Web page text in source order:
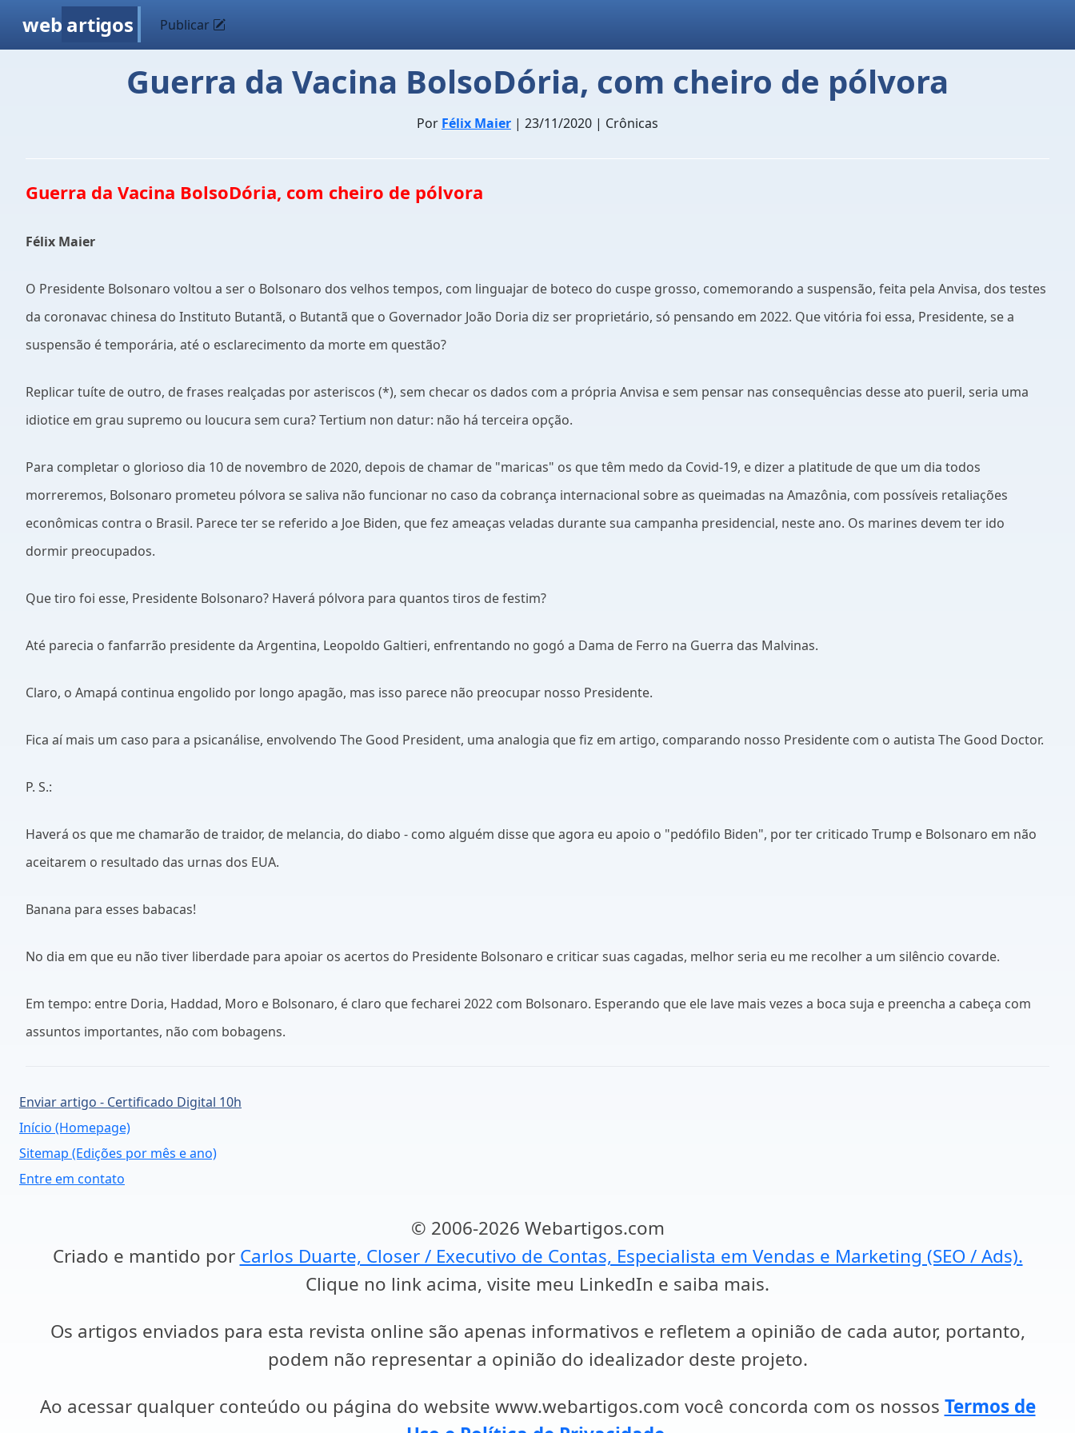
web artigos Publicar
Guerra da Vacina BolsoDória, com cheiro de pólvora
Por Félix Maier | 23/11/2020 | Crônicas
Guerra da Vacina BolsoDória, com cheiro de pólvora
Félix Maier
O Presidente Bolsonaro voltou a ser o Bolsonaro dos velhos tempos, com linguajar de boteco do cuspe grosso, comemorando a suspensão, feita pela Anvisa, dos testes
da coronavac chinesa do Instituto Butantã, o Butantã que o Governador João Doria diz ser proprietário, só pensando em 2022. Que vitória foi essa, Presidente, se a
suspensão é temporária, até o esclarecimento da morte em questão?
Replicar tuíte de outro, de frases realçadas por asteriscos (*), sem checar os dados com a própria Anvisa e sem pensar nas consequências desse ato pueril, seria uma
idiotice em grau supremo ou loucura sem cura? Tertium non datur: não há terceira opção.
Para completar o glorioso dia 10 de novembro de 2020, depois de chamar de "maricas" os que têm medo da Covid-19, e dizer a platitude de que um dia todos
morreremos, Bolsonaro prometeu pólvora se saliva não funcionar no caso da cobrança internacional sobre as queimadas na Amazônia, com possíveis retaliações
econômicas contra o Brasil. Parece ter se referido a Joe Biden, que fez ameaças veladas durante sua campanha presidencial, neste ano. Os marines devem ter ido
dormir preocupados.
Que tiro foi esse, Presidente Bolsonaro? Haverá pólvora para quantos tiros de festim?
Até parecia o fanfarrão presidente da Argentina, Leopoldo Galtieri, enfrentando no gogó a Dama de Ferro na Guerra das Malvinas.
Claro, o Amapá continua engolido por longo apagão, mas isso parece não preocupar nosso Presidente.
Fica aí mais um caso para a psicanálise, envolvendo The Good President, uma analogia que fiz em artigo, comparando nosso Presidente com o autista The Good Doctor.
P. S.:
Haverá os que me chamarão de traidor, de melancia, do diabo - como alguém disse que agora eu apoio o "pedófilo Biden", por ter criticado Trump e Bolsonaro em não
aceitarem o resultado das urnas dos EUA.
Banana para esses babacas!
No dia em que eu não tiver liberdade para apoiar os acertos do Presidente Bolsonaro e criticar suas cagadas, melhor seria eu me recolher a um silêncio covarde.
Em tempo: entre Doria, Haddad, Moro e Bolsonaro, é claro que fecharei 2022 com Bolsonaro. Esperando que ele lave mais vezes a boca suja e preencha a cabeça com
assuntos importantes, não com bobagens.
Enviar artigo - Certificado Digital 10h
Início (Homepage)
Sitemap (Edições por mês e ano)
Entre em contato
© 2006-2026 Webartigos.com
Criado e mantido por Carlos Duarte, Closer / Executivo de Contas, Especialista em Vendas e Marketing (SEO / Ads).
Clique no link acima, visite meu LinkedIn e saiba mais.
Os artigos enviados para esta revista online são apenas informativos e refletem a opinião de cada autor, portanto,
podem não representar a opinião do idealizador deste projeto.
Ao acessar qualquer conteúdo ou página do website www.webartigos.com você concorda com os nossos Termos de